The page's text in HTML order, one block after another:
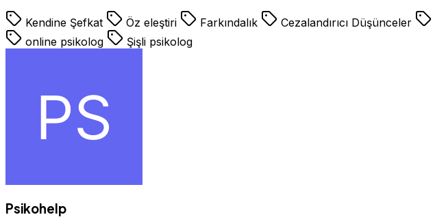
Kendine Şefkat Öz eleştiri Farkındalık Cezalandırıcı Düşünceler
online psikolog
Şişli psikolog
Psikohelp